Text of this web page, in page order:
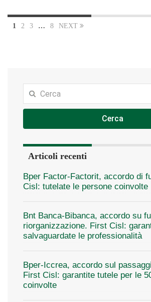
1 2 3 … 8 NEXT
Cerca
Articoli recenti
Bper Factor-Factorit, accordo di
Cisl: tutelate le persone coinvolte
Bnt Banca-Bibanca, accordo su
riorganizzazione. First Cisl:
salvaguardate le professionalità
Bper-Iccrea, accordo sul
First Cisl: garantite tutele per le
coinvolte